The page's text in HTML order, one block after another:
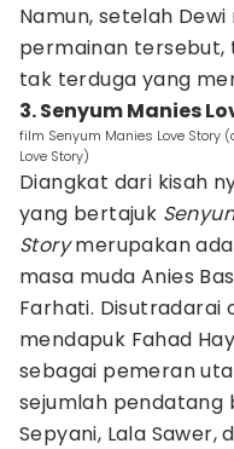
Namun, setelah
permainan
tak terduga yang
3. Senyum Manies
film Senyum Manies Love Story
Love Story)
Diangkat dari kisah
yang bertajuk
Storymerupakan
masa muda Anies
Farhati. Disutradarai
mendapuk Fahad
sebagai pemeran
sejumlah pendatang
Sepyani, Lala Sawer,